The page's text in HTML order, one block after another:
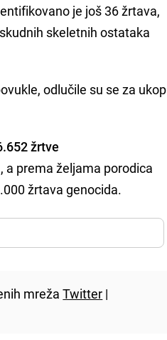
je još 36 žrtava,
skeletnih ostataka
odlučile su se za ukop
žrtve
a prema željama porodica
žrtava genocida.
mrežaTwitter |